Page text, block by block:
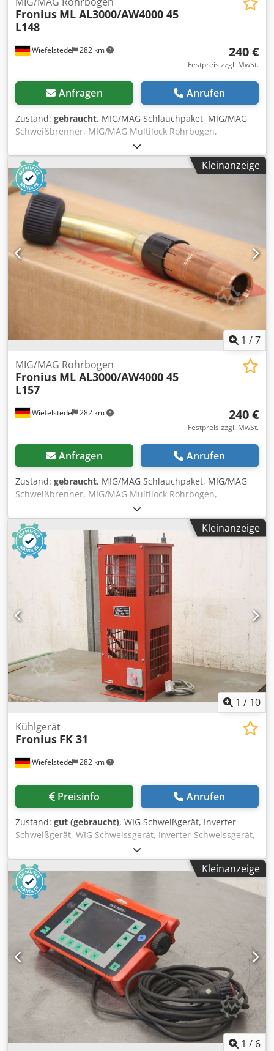
Wiefelstede 282 km
Fronius ML AL3000/AW4000 45
L148
240 €
Festpreis zzgl. MwSt.
Anfragen Anrufen
Zustand: gebraucht, MIG/MAG Schlauchpaket, MIG/MAG
Schweißbrenner, MIG/MAG Multilock Rohrbogen,
Brennerkörper -Hersteller: Fronius, MIG/MAG Multilock
Rohrbogen Ovp -Typ: ML AL3000/AW4000 45 L148 -Anzahl:
2x Brennerkörper vorhanden Codpfxeii Sffj Agmsrf -Preis:
pro Stück -Abmessung Karton: 325/125/H75 mm -Gewicht:
0,4 kg/St.
Kleinanzeige
1 /7
Wiefelstede 282 km
MIG/MAG Rohrbogen
Fronius ML AL3000/AW4000 45
L157
240 €
Festpreis zzgl. MwSt.
Anfragen Anrufen
Zustand: gebraucht, MIG/MAG Schlauchpaket, MIG/MAG
Schweißbrenner, MIG/MAG Multilock Rohrbogen,
Brennerkörper Crjdpeii Sfxefx Agmsf -Hersteller: Fronius,
MIG/MAG Multilock Rohrbogen Ovp -Typ: ML
AL3000/AW4000 45 L157 -Anzahl: 2x Brennerkörper
vorhanden -Preis: pro Stück -Abmessung Karton:
325/125/H75 mm -Gewicht: 0,4 kg/St.
Kleinanzeige
1 / 10
Wiefelstede 282 km
Kühlgerät
Fronius FK 31
Preisinfo Anrufen
Zustand: gut (gebraucht), WIG Schweißgerät, Inverter-
Schweißgerät, WIG Schweissgerät, Inverter-Schweissgerät,
Kühlgerät, Kühlaggregat Credpfx Ajlp Uzbsgmof -
Hersteller: Fronius, Kühlgerät für WIG-Schweißgerät Frowig
260 AC/DC -Typ: FK 31 -Fördermenge: max. 6,5 l/min -
Abmessung: 250/210/H650 mm -Gewicht: 19 kg
Kleinanzeige
1 / 6